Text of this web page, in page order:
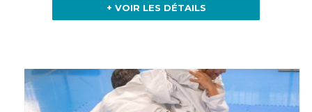
+ VOIR LES DÉTAILS